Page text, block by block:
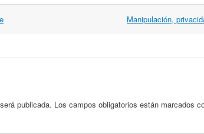
Manipulación,
publicada. Los campos obligatorios están marcados